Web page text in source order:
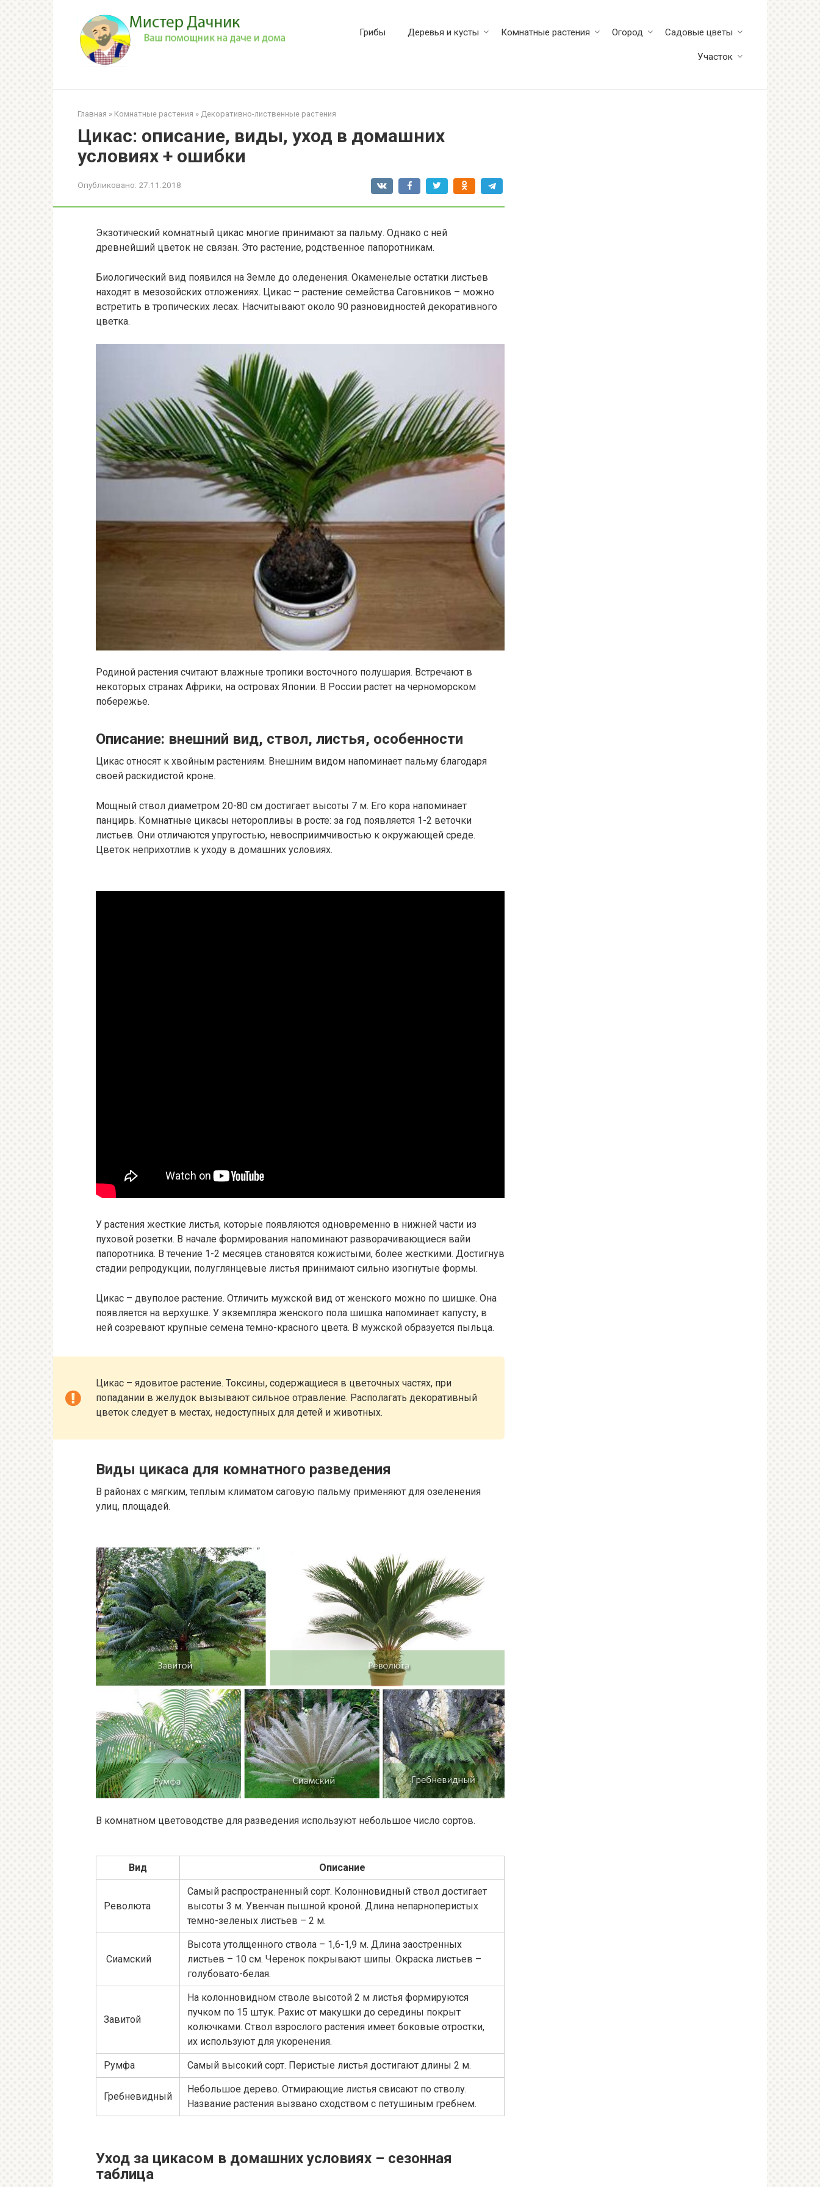
Грибы Деревья и кусты Комнатные растения Огород Садовые цветы
Участок
Главная » Комнатные растения » Декоративно-лиственные растения
Цикас: описание, виды, уход в домашних
условиях + ошибки
Опубликовано: 27.11.2018
Экзотический комнатный цикас многие принимают за пальму. Однако с ней
древнейший цветок не связан. Это растение, родственное папоротникам.
Биологический вид появился на Земле до оледенения. Окаменелые остатки листьев
находят в мезозойских отложениях. Цикас – растение семейства Саговников – можно
встретить в тропических лесах. Насчитывают около 90 разновидностей декоративного
цветка.
Родиной растения считают влажные тропики восточного полушария. Встречают в
некоторых странах Африки, на островах Японии. В России растет на черноморском
побережье.
Описание: внешний вид, ствол, листья, особенности
Цикас относят к хвойным растениям. Внешним видом напоминает пальму благодаря
своей раскидистой кроне.
Мощный ствол диаметром 20-80 см достигает высоты 7 м. Его кора напоминает
панцирь. Комнатные цикасы неторопливы в росте: за год появляется 1-2 веточки
листьев. Они отличаются упругостью, невосприимчивостью к окружающей среде.
Цветок неприхотлив к уходу в домашних условиях.
У растения жесткие листья, которые появляются одновременно в нижней части из
пуховой розетки. В начале формирования напоминают разворачивающиеся вайи
папоротника. В течение 1-2 месяцев становятся кожистыми, более жесткими. Достигнув
стадии репродукции, полуглянцевые листья принимают сильно изогнутые формы.
Цикас – двуполое растение. Отличить мужской вид от женского можно по шишке. Она
появляется на верхушке. У экземпляра женского пола шишка напоминает капусту, в
ней созревают крупные семена темно-красного цвета. В мужской образуется пыльца.
Цикас – ядовитое растение. Токсины, содержащиеся в цветочных частях, при
попадании в желудок вызывают сильное отравление. Располагать декоративный
цветок следует в местах, недоступных для детей и животных.
Виды цикаса для комнатного разведения
В районах с мягким, теплым климатом саговую пальму применяют для озеленения
улиц, площадей.
В комнатном цветоводстве для разведения используют небольшое число сортов.
Вид Описание
Революта
Самый распространенный сорт. Колонновидный ствол достигает
высоты 3 м. Увенчан пышной кроной. Длина непарноперистых
темно-зеленых листьев – 2 м.
Сиамский
Высота утолщенного ствола – 1,6-1,9 м. Длина заостренных
листьев – 10 см. Черенок покрывают шипы. Окраска листьев –
голубовато-белая.
Завитой
На колонновидном стволе высотой 2 м листья формируются
пучком по 15 штук. Рахис от макушки до середины покрыт
колючками. Ствол взрослого растения имеет боковые отростки,
их используют для укоренения.
Румфа Самый высокий сорт. Перистые листья достигают длины 2 м.
Гребневидный
Небольшое дерево. Отмирающие листья свисают по стволу.
Название растения вызвано сходством с петушиным гребнем.
Уход за цикасом в домашних условиях – сезонная
таблица